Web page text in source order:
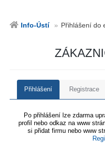
Info-Ústí Přihlášení do
Přihlášení Registrace
Po přihlášení lze zdarma
profil nebo odkaz na www
si přidat firmu nebo www